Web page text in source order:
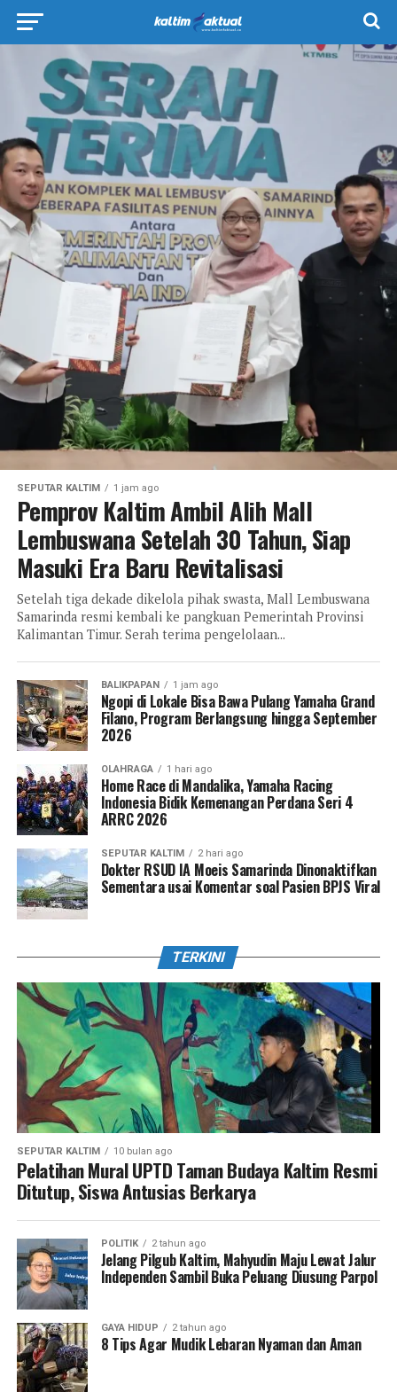
SEPUTAR KALTIM 1 jam ago
Pemprov Kaltim Ambil Alih Mall
Lembuswana Setelah 30 Tahun, Siap
Masuki Era Baru Revitalisasi
Setelah tiga dekade dikelola pihak swasta, Mall Lembuswana
Samarinda resmi kembali ke pangkuan Pemerintah Provinsi
Kalimantan Timur. Serah terima pengelolaan...
BALIKPAPAN 1 jam ago
Ngopi di Lokale Bisa Bawa Pulang Yamaha Grand
Filano, Program Berlangsung hingga September
2026
OLAHRAGA 1 hari ago
Home Race di Mandalika, Yamaha Racing
Indonesia Bidik Kemenangan Perdana Seri 4
ARRC 2026
SEPUTAR KALTIM 2 hari ago
Dokter RSUD IA Moeis Samarinda Dinonaktifkan
Sementara usai Komentar soal Pasien BPJS Viral
TERKINI
SEPUTAR KALTIM 10 bulan ago
Pelatihan Mural UPTD Taman Budaya Kaltim Resmi
Ditutup, Siswa Antusias Berkarya
POLITIK 2 tahun ago
Jelang Pilgub Kaltim, Mahyudin Maju Lewat Jalur
Independen Sambil Buka Peluang Diusung Parpol
GAYA HIDUP 2 tahun ago
8 Tips Agar Mudik Lebaran Nyaman dan Aman